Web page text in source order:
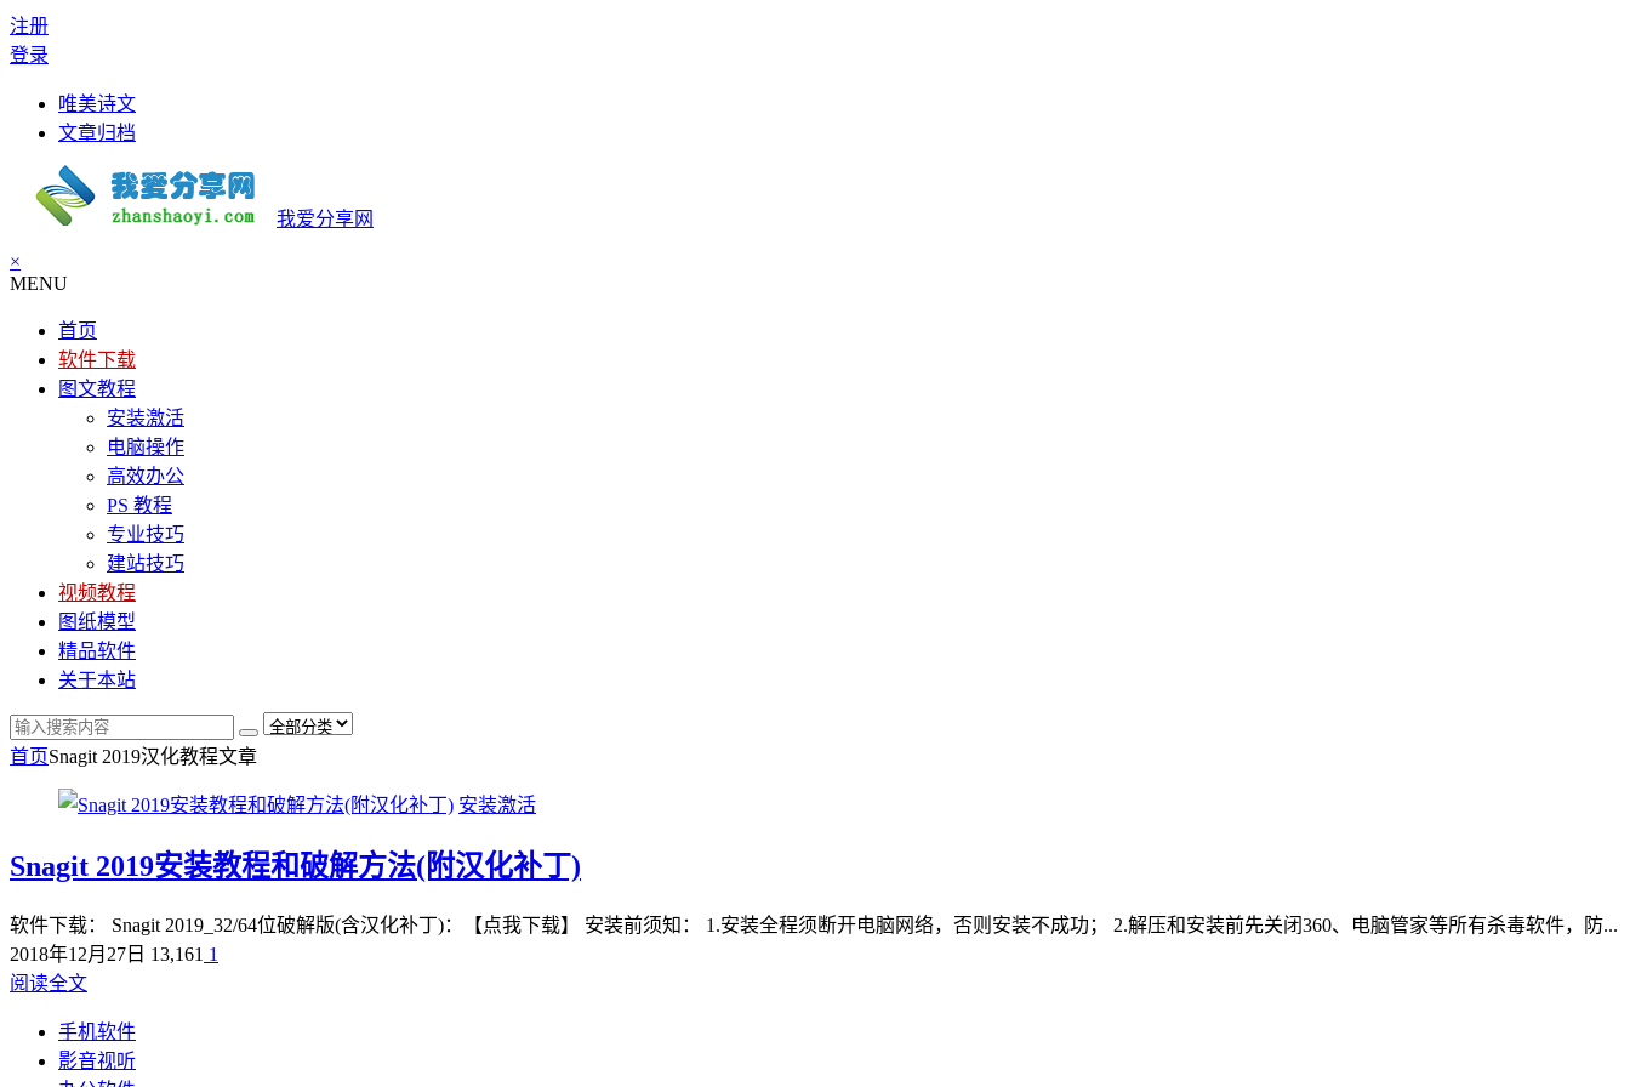
注册
登录
唯美诗文
文章归档
我爱分享网
×
MENU
首页
软件下载
图文教程
安装激活
电脑操作
高效办公
PS 教程
专业技巧
建站技巧
视频教程
图纸模型
精品软件
关于本站
首页Snagit 2019汉化教程文章
安装激活
Snagit 2019安装教程和破解方法(附汉化补丁)
软件下载： Snagit 2019_32/64位破解版(含汉化补丁)：【点我下载】 安装前须知： 1.安装全程须断开电脑网络，否则安装不成功； 2.解压和安装前先关闭360、电脑管家等所有杀毒软件，防...
2018年12月27日 13,161 1
阅读全文
手机软件
影音视听